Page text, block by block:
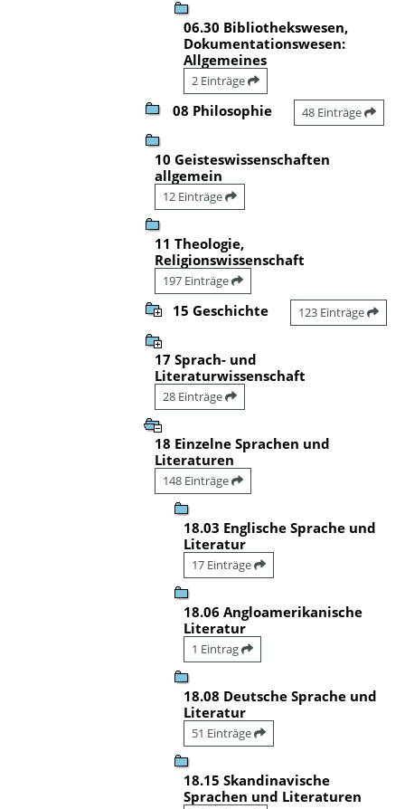
06.30 Bibliothekswesen,
Dokumentationswesen:
Allgemeines
2 Einträge
08 Philosophie 48 Einträge
10 Geisteswissenschaften
allgemein
12 Einträge
11 Theologie,
Religionswissenschaft
197 Einträge
15 Geschichte 123 Einträge
17 Sprach- und
Literaturwissenschaft
28 Einträge
18 Einzelne Sprachen und
Literaturen
148 Einträge
18.03 Englische Sprache und
Literatur
17 Einträge
18.06 Angloamerikanische
Literatur
1 Eintrag
18.08 Deutsche Sprache und
Literatur
51 Einträge
18.15 Skandinavische
Sprachen und Literaturen